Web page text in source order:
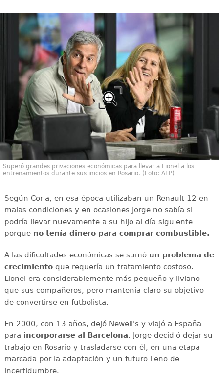
Superó grandes privaciones económicas para llevar a Lionel a los
entrenamientos durante sus inicios en Rosario. (Foto: AFP)
Según Coria, en esa época utilizaban un Renault 12 en
malas condiciones y en ocasiones Jorge no sabía si
podría llevar nuevamente a su hijo al día siguiente
porque no tenía dinero para comprar combustible.
A las dificultades económicas se sumó un problema de
crecimientoque requería un tratamiento costoso.
Lionel era considerablemente más pequeño y liviano
que sus compañeros, pero mantenía claro su objetivo
de convertirse en futbolista.
En 2000, con 13 años, dejó Newell's y viajó a España
para incorporarse al Barcelona. Jorge decidió dejar su
trabajo en Rosario y trasladarse con él, en una etapa
marcada por la adaptación y un futuro lleno de
incertidumbre.